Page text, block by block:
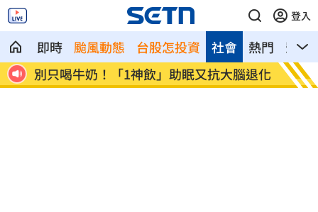
登入
即時 颱風動態 台股怎投資 熱門 影音
社會
酸
別只喝牛奶！「1神飲」助眠又抗大腦退化
82歲
好